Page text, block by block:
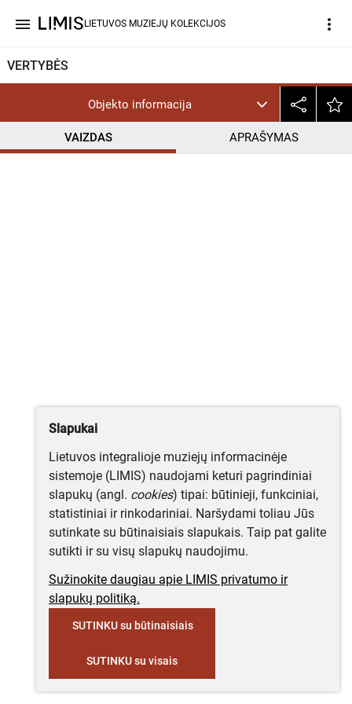
menu LIETUVOS MUZIEJŲ KOLEKCIJOS more_vert
VERTYBĖS
Objekto informacija
VAIZDAS APRAŠYMAS
Slapukai
Lietuvos integralioje muziejų informacinėje
sistemoje (LIMIS) naudojami keturi pagrindiniai
slapukų (angl. cookies) tipai: būtinieji, funkciniai,
statistiniai ir rinkodariniai. Naršydami toliau Jūs
sutinkate su būtinaisiais slapukais. Taip pat galite
sutikti ir su visų slapukų naudojimu.
Sužinokite daugiau apie LIMIS privatumo ir
slapukų politiką.
SUTINKU su būtinaisiais
SUTINKU su visais